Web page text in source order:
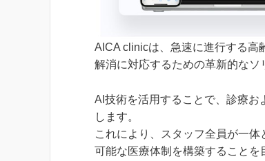
AICA clinicは、急速に進行する高
解消に対応するための革新的なソ
AI技術を活用することで、診療お
します。
これにより、スタッフ全員が一
可能な医療体制を構築することを